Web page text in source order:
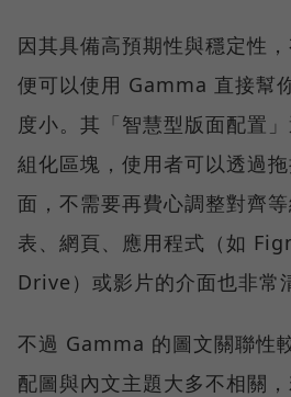
因其具備高預期性與穩定性
便可以使用 Gamma 直接幫
度小。其「智慧型版面配置
組化區塊，使用者可以透過
面，不需要再費心調整對齊
表、網頁、應用程式（如
Drive）或影片的介面也非常
不過 Gamma 的圖文關聯性
配圖與內文主題大多不相關